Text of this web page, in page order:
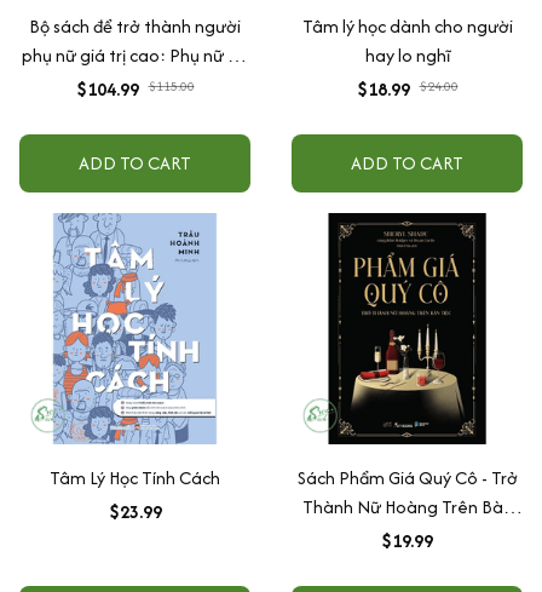
Bộ sách để trở thành người
phụ nữ giá trị cao: Phụ nữ khí
chất sẽ tự có hào quang +
Tuổi 30 mọi thứ chỉ mới bắt
đầu + Đắc nhân tâm cho phụ
nữ + Nghệ thuật không nổi
giận + 5 ngôn ngữ yêu
thương
$104.99 $115.00
ADD TO CART
Tâm lý học dành cho người
hay lo nghĩ
$18.99 $24.00
ADD TO CART
Tâm Lý Học Tính Cách
$23.99
Sách Phẩm Giá Quý Cô - Trở
Thành Nữ Hoàng Trên Bàn
Tiệc - Bản Quyền
$19.99